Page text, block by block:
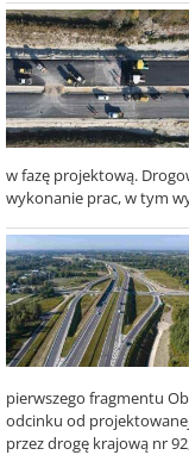
w fazę projektową.
wykonanie prac, w tym
pierwszego fragmentu
odcinku od
przez drogę krajową nr